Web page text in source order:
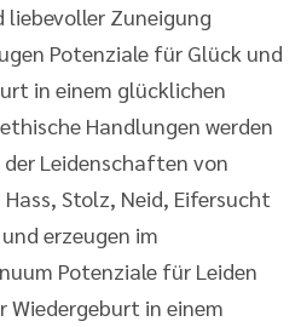
Zuneigung
Potenziale für Glück und
in einem glücklichen
Handlungen werden
Leidenschaften von
Stolz, Neid, Eifersucht
erzeugen im
Potenziale für Leiden
Wiedergeburt in einem